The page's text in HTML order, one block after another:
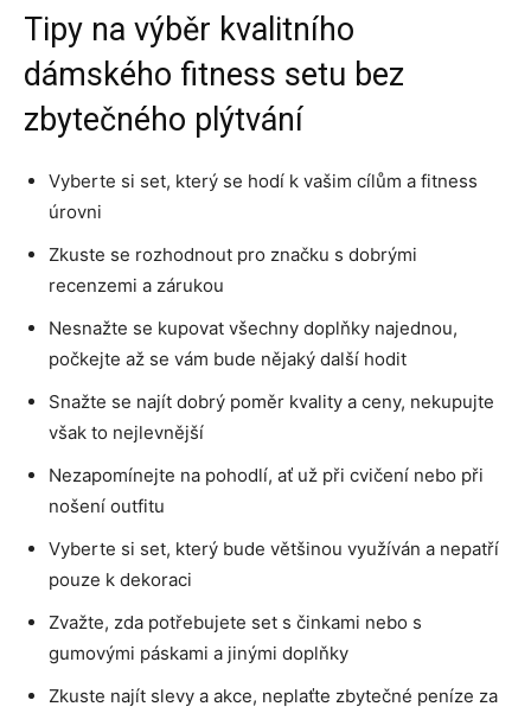
Tipy na výběr kvalitního
dámského fitness setu bez
zbytečného plýtvání
Vyberte si set, který se hodí k vašim cílům a fitness
úrovni
Zkuste se rozhodnout pro značku s dobrými
recenzemi a zárukou
Nesnažte se kupovat všechny doplňky najednou,
počkejte až se vám bude nějaký další hodit
Snažte se najít dobrý poměr kvality a ceny, nekupujte
však to nejlevnější
Nezapomínejte na pohodlí, ať už při cvičení nebo při
nošení outfitu
Vyberte si set, který bude většinou využíván a nepatří
pouze k dekoraci
Zvažte, zda potřebujete set s činkami nebo s
gumovými páskami a jinými doplňky
Zkuste najít slevy a akce, neplaťte zbytečné peníze za